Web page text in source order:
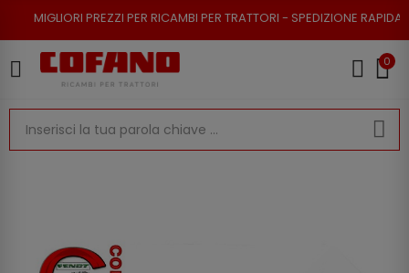
PREZZI PER RICAMBI PER TRATTORI - SPEDIZIONE RAPIDA - RESO
0